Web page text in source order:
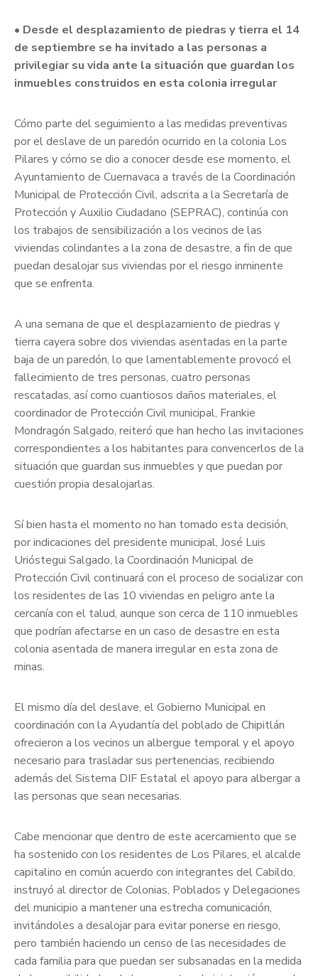
• Desde el desplazamiento de piedras y tierra el 14
de septiembre se ha invitado a las personas a
privilegiar su vida ante la situación que guardan los
inmuebles construidos en esta colonia irregular
Cómo parte del seguimiento a las medidas preventivas
por el deslave de un paredón ocurrido en la colonia Los
Pilares y cómo se dio a conocer desde ese momento, el
Ayuntamiento de Cuernavaca a través de la Coordinación
Municipal de Protección Civil, adscrita a la Secretaría de
Protección y Auxilio Ciudadano (SEPRAC), continúa con
los trabajos de sensibilización a los vecinos de las
viviendas colindantes a la zona de desastre, a fin de que
puedan desalojar sus viviendas por el riesgo inminente
que se enfrenta.
A una semana de que el desplazamiento de piedras y
tierra cayera sobre dos viviendas asentadas en la parte
baja de un paredón, lo que lamentablemente provocó el
fallecimiento de tres personas, cuatro personas
rescatadas, así como cuantiosos daños materiales, el
coordinador de Protección Civil municipal, Frankie
Mondragón Salgado, reiteró que han hecho las invitaciones
correspondientes a los habitantes para convencerlos de la
situación que guardan sus inmuebles y que puedan por
cuestión propia desalojarlas.
Sí bien hasta el momento no han tomado esta decisión,
por indicaciones del presidente municipal, José Luis
Urióstegui Salgado, la Coordinación Municipal de
Protección Civil continuará con el proceso de socializar con
los residentes de las 10 viviendas en peligro ante la
cercanía con el talud, aunque son cerca de 110 inmuebles
que podrían afectarse en un caso de desastre en esta
colonia asentada de manera irregular en esta zona de
minas.
El mismo día del deslave, el Gobierno Municipal en
coordinación con la Ayudantía del poblado de Chipitlán
ofrecieron a los vecinos un albergue temporal y el apoyo
necesario para trasladar sus pertenencias, recibiendo
además del Sistema DIF Estatal el apoyo para albergar a
las personas que sean necesarias.
Cabe mencionar que dentro de este acercamiento que se
ha sostenido con los residentes de Los Pilares, el alcalde
capitalino en común acuerdo con integrantes del Cabildo,
instruyó al director de Colonias, Poblados y Delegaciones
del municipio a mantener una estrecha comunicación,
invitándoles a desalojar para evitar ponerse en riesgo,
pero también haciendo un censo de las necesidades de
cada familia para que puedan ser subsanadas en la medida